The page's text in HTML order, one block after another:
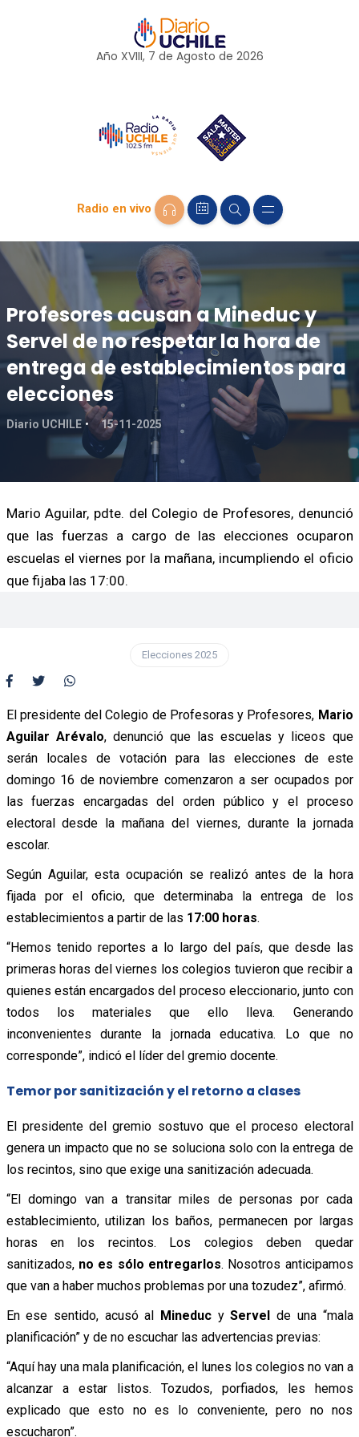
Año XVIII, 7 de Agosto de 2026
Radio en vivo
Profesores acusan a Mineduc y
Servel de no respetar la hora de
entrega de establecimientos para
elecciones
Diario UCHILE 15-11-2025
Mario Aguilar, pdte. del Colegio de Profesores, denunció
que las fuerzas a cargo de las elecciones ocuparon
escuelas el viernes por la mañana, incumpliendo el oficio
que fijaba las 17:00.
Elecciones 2025
El presidente del Colegio de Profesoras y Profesores, Mario
Aguilar Arévalo, denunció que las escuelas y liceos que
serán locales de votación para las elecciones de este
domingo 16 de noviembre comenzaron a ser ocupados por
las fuerzas encargadas del orden público y el proceso
electoral desde la mañana del viernes, durante la jornada
escolar.
Según Aguilar, esta ocupación se realizó antes de la hora
fijada por el oficio, que determinaba la entrega de los
establecimientos a partir de las 17:00 horas.
“Hemos tenido reportes a lo largo del país, que desde las
primeras horas del viernes los colegios tuvieron que recibir a
quienes están encargados del proceso eleccionario, junto con
todos los materiales que ello lleva. Generando
inconvenientes durante la jornada educativa. Lo que no
corresponde”, indicó el líder del gremio docente.
Temor por sanitización y el retorno a clases
El presidente del gremio sostuvo que el proceso electoral
genera un impacto que no se soluciona solo con la entrega de
los recintos, sino que exige una sanitización adecuada.
“El domingo van a transitar miles de personas por cada
establecimiento, utilizan los baños, permanecen por largas
horas en los recintos. Los colegios deben quedar
sanitizados, no es sólo entregarlos. Nosotros anticipamos
que van a haber muchos problemas por una tozudez”, afirmó.
En ese sentido, acusó al Mineduc yServel de una “mala
planificación” y de no escuchar las advertencias previas:
“Aquí hay una mala planificación, el lunes los colegios no van a
alcanzar a estar listos. Tozudos, porfiados, les hemos
explicado que esto no es lo conveniente, pero no nos
escucharon”.